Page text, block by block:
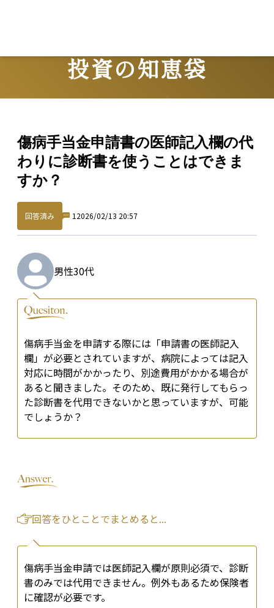
投資の知恵袋
傷病手当金申請書の医師記入欄の代
わりに診断書を使うことはできま
すか？
回答済み 1 2026/02/13 20:57
男性30代
傷病手当金を申請する際には「申請書の医師記入
欄」が必要とされていますが、病院によっては記入
対応に時間がかかったり、別途費用がかかる場合が
あると聞きました。そのため、既に発行してもらっ
た診断書を代用できないかと思っていますが、可能
でしょうか？
回答をひとことでまとめると...
傷病手当金申請では医師記入欄が原則必須で、診断
書のみでは代用できません。例外もあるため保険者
に確認が必要です。